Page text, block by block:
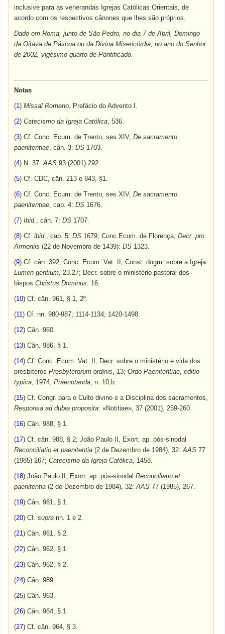
inclusive para as venerandas Igrejas Católicas Orientais, de
acordo com os respectivos cânones que lhes são próprios.
Dado em Roma, junto de São Pedro, no dia 7 de Abril, Domingo
da Oitava de Páscoa ou da Divina Misericórdia, no ano do Senhor
de 2002, vigésimo quarto de Pontificado.
Notas
(1)Missal Romano, Prefácio do Advento I.
(2)Catecismo da Igreja Católica, 536.
(3) Cf. Conc. Ecum. de Trento, ses.XIV,De sacramento
paenitentiae, cân. 3:DS 1703.
(4) N. 37: AAS 93 (2001) 292.
(5) Cf. CDC, cân. 213 e 843, §1.
(6) Cf. Conc. Ecum. de Trento, ses.XIV,De sacramento
paenitentiae, cap. 4: DS 1676.
(7)Ibid. , cân. 7: DS 1707.
(8) Cf.ibid., cap. 5: DS 1679; Conc.Ecum. de Florença, Decr. pro
Armeniis(22 de Novembro de 1439):DS 1323.
(9) Cf. cân. 392; Conc. Ecum. Vat. II, Const. dogm. sobre a Igreja
Lumen gentium, 23.27; Decr. sobre o ministério pastoral dos
bispos Christus Dominus, 16.
(10) Cf. cân. 961, § 1, 2º.
(11) Cf. nn. 980-987; 1114-1134; 1420-1498.
(12) Cân. 960.
(13) Cân. 986, § 1.
(14) Cf. Conc. Ecum. Vat. II, Decr. sobre o ministério e vida dos
presbíteros Presbyterorum ordinis, 13;Ordo Paenitentiae, editio
typica, 1974, Praenotanda, n. 10,b.
(15) Cf. Congr. para o Culto divino e a Disciplina dos sacramentos,
Responsa ad dubia proposita: «Notitiae», 37 (2001), 259-260.
(16) Cân. 988, § 1.
(17) Cf. cân. 988, § 2; João Paulo II, Exort. ap. pós-sinodal
Reconciliatio et paenitentia (2 de Dezembro de 1984), 32: AAS77
(1985) 267;Catecismo da Igreja Católica, 1458.
(18) João Paulo II, Exort. ap. pós-sinodal Reconciliatio et
paenitentia(2 de Dezembro de 1984), 32: AAS 77 (1985), 267.
(19) Cân. 961, § 1.
(20) Cf. supra nn. 1 e 2.
(21) Cân. 961, § 2.
(22) Cân. 962, § 1.
(23) Cân. 962, § 2.
(24) Cân. 989.
(25) Cân. 963.
(26) Cân. 964, § 1.
(27) Cf. cân. 964, § 3.